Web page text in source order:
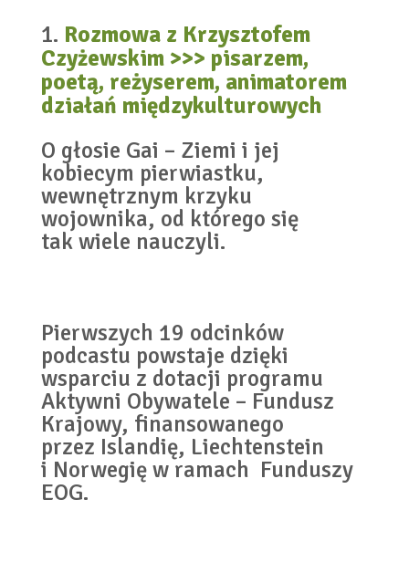
Rozmowa z Krzysztofem
Czyżewskim >>> pisarzem,
poetą, reżyserem, animatorem
działań międzykulturowych
O głosie Gai – Ziemi i jej
kobiecym pierwiastku,
wewnętrznym krzyku
wojownika, od którego się
tak wiele nauczyli.
Pierwszych 19 odcinków
podcastu powstaje dzięki
wsparciu z dotacji programu
Aktywni Obywatele – Fundusz
Krajowy, finansowanego
przez Islandię, Liechtenstein
i Norwegię w ramach Funduszy
EOG.